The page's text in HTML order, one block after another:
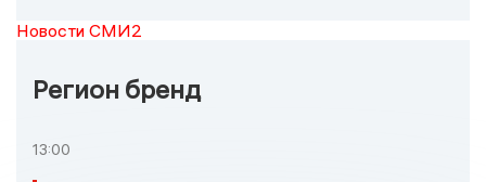
Новости СМИ2
Регион бренд
13:00